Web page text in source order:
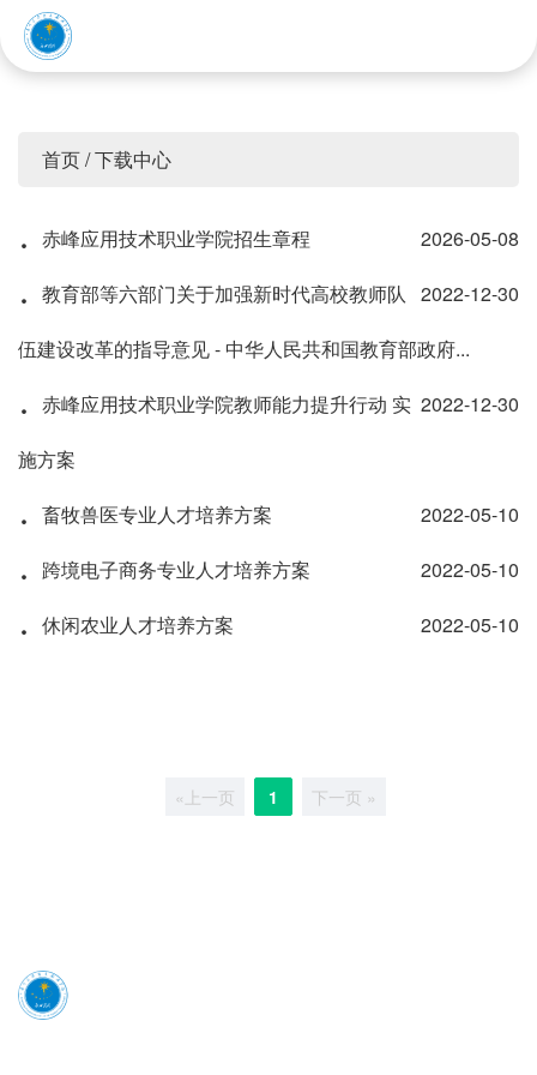
首页/下载中心
2026-05-08
· 赤峰应用技术职业学院招生章程
2022-12-30
· 教育部等六部门关于加强新时代高校教师队
伍建设改革的指导意见 - 中华人民共和国教育部政府...
2022-12-30
· 赤峰应用技术职业学院教师能力提升行动 实
施方案
2022-05-10
· 畜牧兽医专业人才培养方案
2022-05-10
·
跨境电子商务专业人才培养方案
2022-05-10
· 休闲农业人才培养方案
«上一页 1 下一页 »